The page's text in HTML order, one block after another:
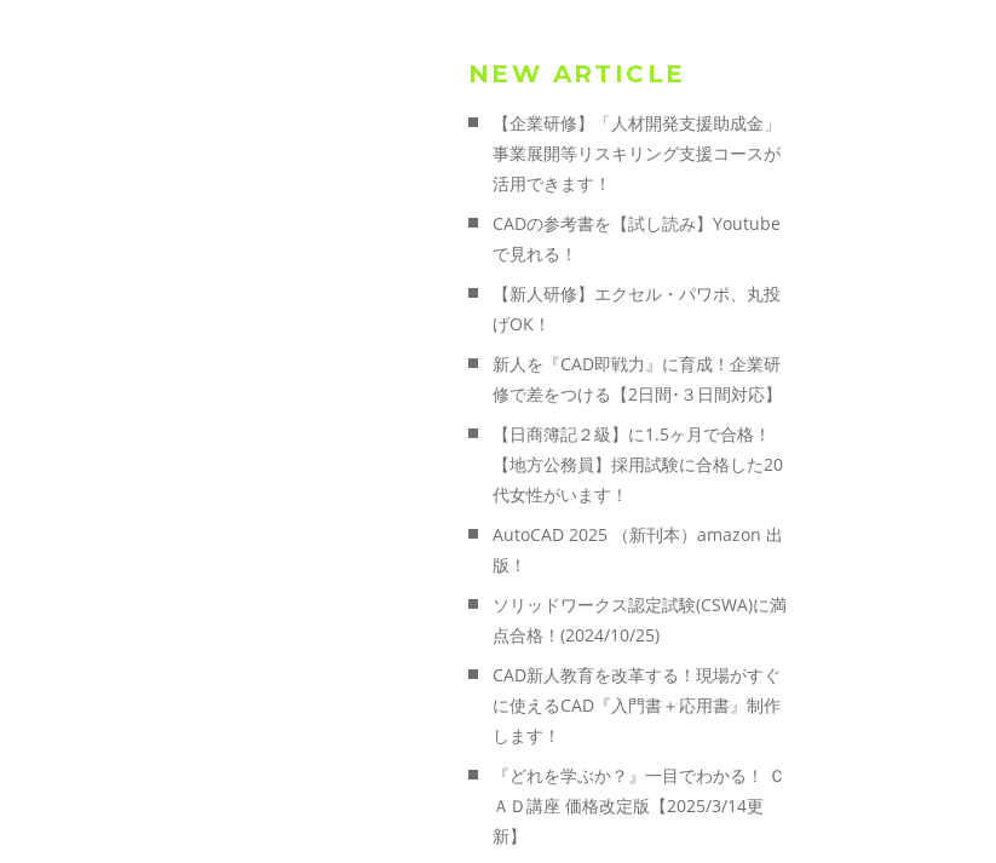
NEW ARTICLE
【企業研修】「人材開発支援助成金」
事業展開等リスキリング支援コースが
活用できます！
CADの参考書を【試し読み】Youtube
で見れる！
【新人研修】エクセル・パワポ、丸投
げOK！
新人を『CAD即戦力』に育成！企業研
修で差をつける【2日間･３日間対応】
【日商簿記２級】に1.5ヶ月で合格！
【地方公務員】採用試験に合格した20
代女性がいます！
AutoCAD 2025 （新刊本）amazon 出
版！
ソリッドワークス認定試験(CSWA)に満
点合格！(2024/10/25)
CAD新人教育を改革する！現場がすぐ
に使えるCAD『入門書＋応用書』制作
します！
『どれを学ぶか？』一目でわかる！ Ｃ
ＡＤ講座 価格改定版【2025/3/14更
新】